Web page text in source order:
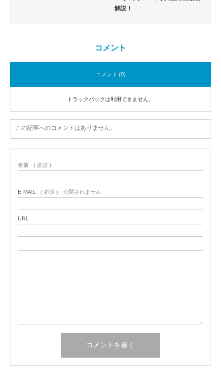
解説！
コメント
コメント (0)
トラックバックは利用できません。
この記事へのコメントはありません。
名前 ( 必須 )
E-MAIL ( 必須 ) - 公開されません -
URL